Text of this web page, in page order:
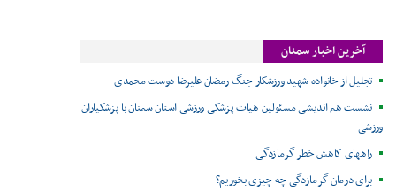
آخرین اخبار سمنان
تجلیل از خانواده شهید ورزشکار جنگ رمضان علیرضا دوست محمدی
نشست هم اندیشی مسئولین هیات پزشکی ورزشی استان سمنان با پزشکیاران
ورزشی
راههای کاهش خطر گرمازدگی
برای درمان گرمازدگی چه چیزی بخوریم؟